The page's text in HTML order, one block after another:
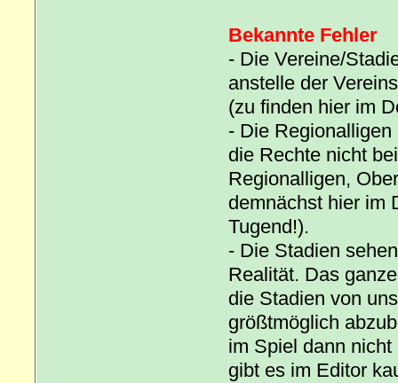
Bekannte Fehler
- Die Vereine/
anstelle der
(zu finden hier im
- Die
die Rechte nicht
Regionalligen,
demnächst hier im
Tugend!).
- Die Stadien
Realität. Das
die Stadien von
größtmöglich
im Spiel dann
gibt es im Editor